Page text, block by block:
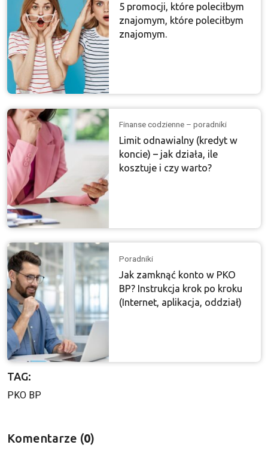
5 promocji, które poleciłbym
znajomym, które poleciłbym
znajomym.
Finanse codzienne – poradniki
Limit odnawialny (kredyt w
koncie) – jak działa, ile
kosztuje i czy warto?
Poradniki
Jak zamknąć konto w PKO
BP? Instrukcja krok po kroku
(Internet, aplikacja, oddział)
TAG:
PKO BP
Komentarze (0)